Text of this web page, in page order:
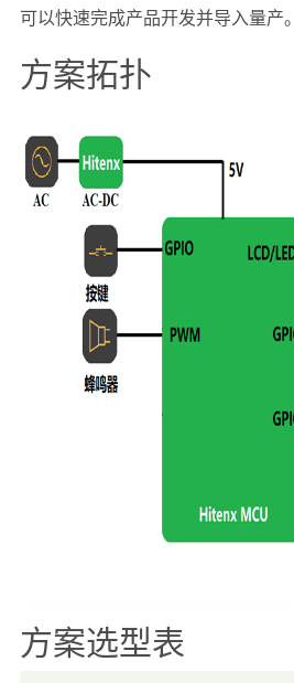
可以快速完成产品开发并导入量产。
方案拓扑
方案选型表